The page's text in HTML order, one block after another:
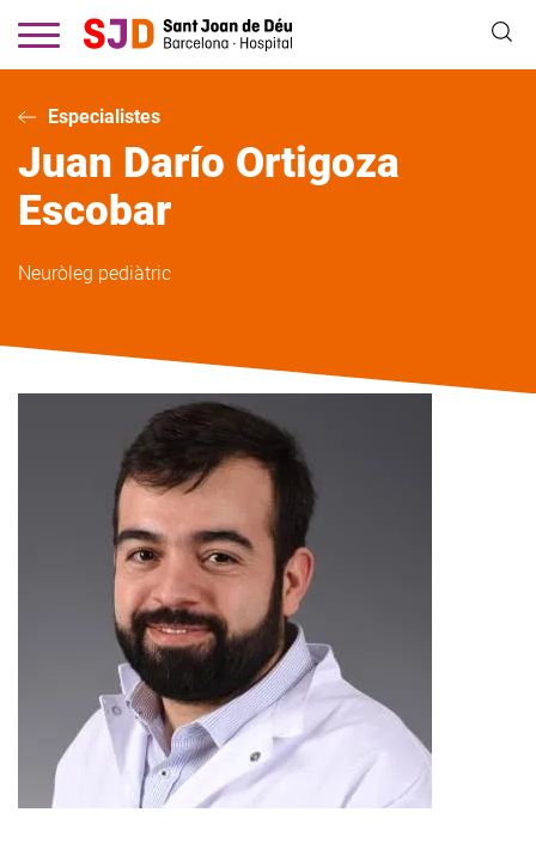
contingut
Especialistes
Juan Darío Ortigoza
Escobar
Neuròleg pediàtric